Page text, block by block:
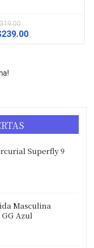
319.00
239.00O
preço
Superfly 9
Masculina
Azul